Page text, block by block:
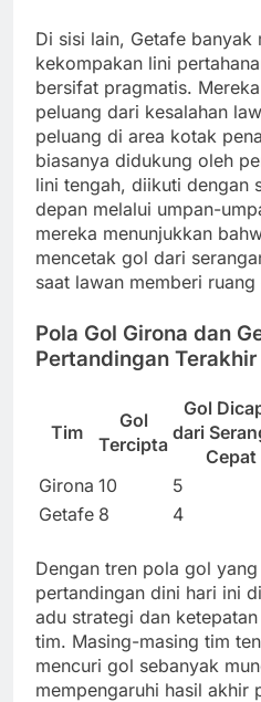
Di sisi lain, Getafe banyak
kekompakan lini
bersifat pragmatis.
peluang dari kesalahan
peluang di area kotak
biasanya didukung oleh
lini tengah, diikuti dengan
depan melalui umpan-
mereka menunjukkan
mencetak gol dari
saat lawan memberi
Pola Gol Girona dan
Pertandingan Terakhir
Tim
Gol
Tercipta
Gol
dari
Cepat
Girona 10 5
Getafe 8 4
Dengan tren pola gol
pertandingan dini hari ini
adu strategi dan
tim. Masing-masing tim
mencuri gol sebanyak
mempengaruhi hasil akhir